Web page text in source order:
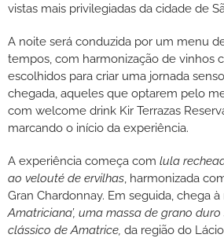
vistas mais privilegiadas da cidade de
A noite será conduzida por um menu
tempos, com harmonização de vinhos
escolhidos para criar uma jornada
chegada, aqueles que optarem pelo
com welcome drink Kir Terrazas
marcando o início da experiência.
A experiência começa com lula
ao velouté de ervilhas, harmonizada
Gran Chardonnay. Em seguida, chega à
Amatriciana’, uma massa de grano
clássico de Amatrice, da região do